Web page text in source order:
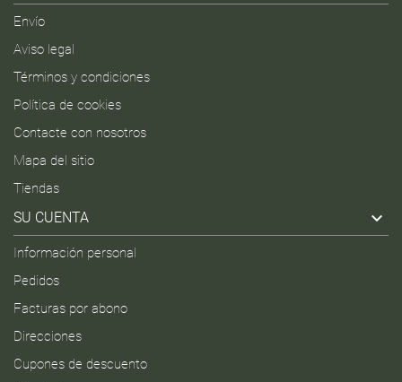
Envío
Aviso legal
Términos y condiciones
Política de cookies
Contacte con nosotros
Mapa del sitio
Tiendas
SU CUENTA 
Información personal
Pedidos
Facturas por abono
Direcciones
Cupones de descuento